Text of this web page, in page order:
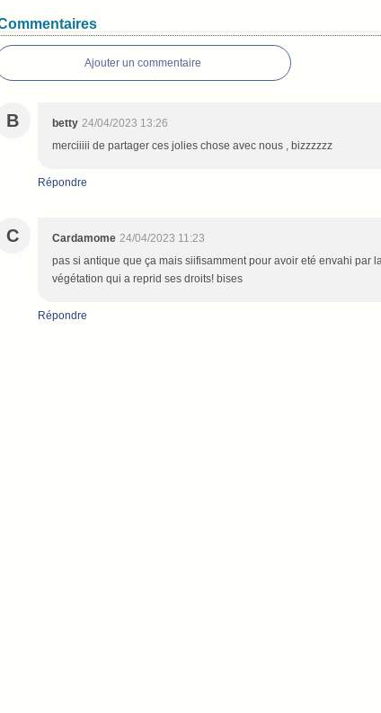
Ajouter un commentaire
B betty 24/04/2023 13:26
merciiiii de partager ces jolies chose avec nous , bizzzzzz
Répondre
C Cardamome 24/04/2023 11:23
pas si antique que ça mais siifisamment pour avoir eté envahi par
végétation qui a reprid ses droits! bises
Répondre